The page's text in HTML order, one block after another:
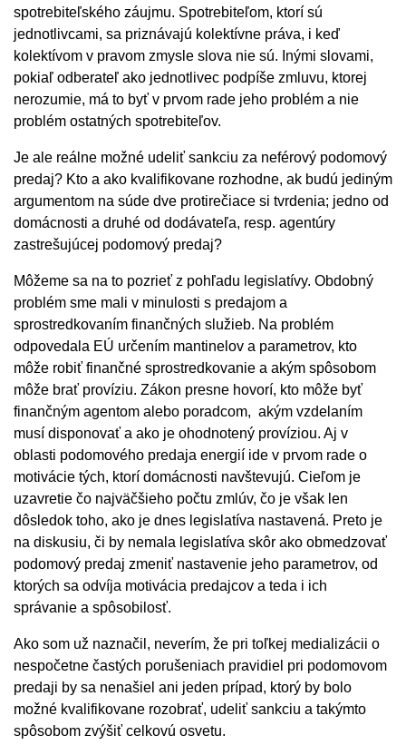
spotrebiteľského záujmu. Spotrebiteľom, ktorí sú
jednotlivcami, sa priznávajú kolektívne práva, i keď
kolektívom v pravom zmysle slova nie sú. Inými slovami,
pokiaľ odberateľ ako jednotlivec podpíše zmluvu, ktorej
nerozumie, má to byť v prvom rade jeho problém a nie
problém ostatných spotrebiteľov.
Je ale reálne možné udeliť sankciu za neférový podomový
predaj? Kto a ako kvalifikovane rozhodne, ak budú jediným
argumentom na súde dve protirečiace si tvrdenia; jedno od
domácnosti a druhé od dodávateľa, resp. agentúry
zastrešujúcej podomový predaj?
Môžeme sa na to pozrieť z pohľadu legislatívy. Obdobný
problém sme mali v minulosti s predajom a
sprostredkovaním finančných služieb. Na problém
odpovedala EÚ určením mantinelov a parametrov, kto
môže robiť finančné sprostredkovanie a akým spôsobom
môže brať províziu. Zákon presne hovorí, kto môže byť
finančným agentom alebo poradcom, akým vzdelaním
musí disponovať a ako je ohodnotený províziou. Aj v
oblasti podomového predaja energií ide v prvom rade o
motivácie tých, ktorí domácnosti navštevujú. Cieľom je
uzavretie čo najväčšieho počtu zmlúv, čo je však len
dôsledok toho, ako je dnes legislatíva nastavená. Preto je
na diskusiu, či by nemala legislatíva skôr ako obmedzovať
podomový predaj zmeniť nastavenie jeho parametrov, od
ktorých sa odvíja motivácia predajcov a teda i ich
správanie a spôsobilosť.
Ako som už naznačil, neverím, že pri toľkej medializácii o
nespočetne častých porušeniach pravidiel pri podomovom
predaji by sa nenašiel ani jeden prípad, ktorý by bolo
možné kvalifikovane rozobrať, udeliť sankciu a takýmto
spôsobom zvýšiť celkovú osvetu.